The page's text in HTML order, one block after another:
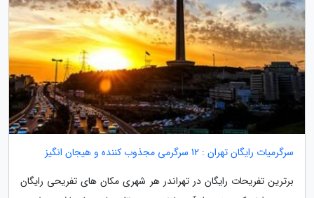
سرگرمیات رایگان تهران : 12 سرگرمی مجذوب کننده و هیجان انگیز
برترین تفریحات رایگان در تهراندر هر شهری مکان های تفریحی رایگان